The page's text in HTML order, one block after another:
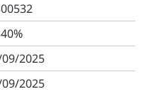
2025
2025